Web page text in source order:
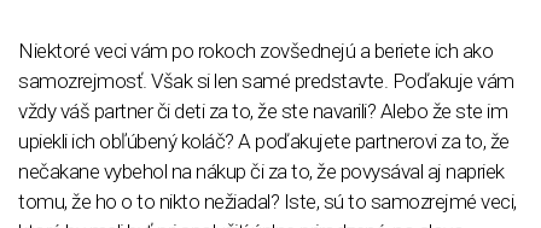
Niektoré veci vám po rokoch zovšednejú a beriete ich ako
samozrejmosť. Však si len samé predstavte. Poďakuje vám
vždy váš partner či deti za to, že ste navarili? Alebo že ste im
upiekli ich obľúbený koláč? A poďakujete partnerovi za to, že
nečakane vybehol na nákup či za to, že povysával aj napriek
tomu, že ho o to nikto nežiadal? Iste, sú to samozrejmé veci,